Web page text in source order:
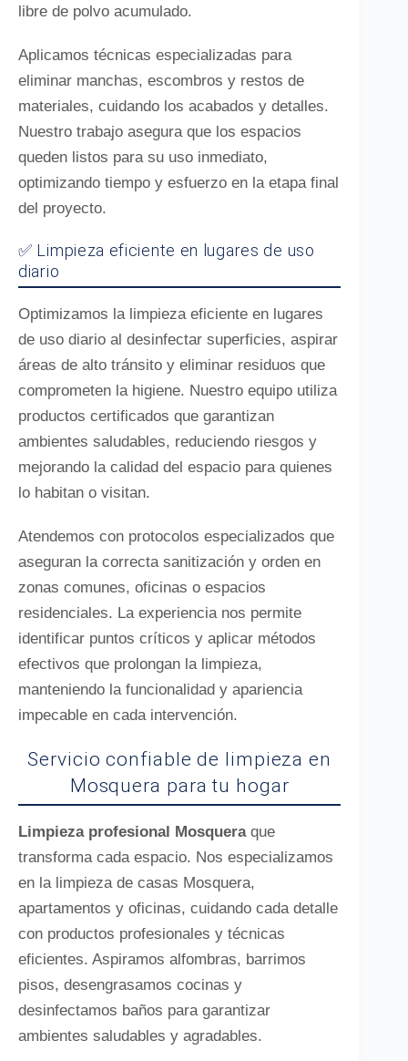
libre de polvo acumulado.
Aplicamos técnicas especializadas para
eliminar manchas, escombros y restos de
materiales, cuidando los acabados y detalles.
Nuestro trabajo asegura que los espacios
queden listos para su uso inmediato,
optimizando tiempo y esfuerzo en la etapa final
del proyecto.
✅ Limpieza eficiente en lugares de uso
diario
Optimizamos la limpieza eficiente en lugares
de uso diario al desinfectar superficies, aspirar
áreas de alto tránsito y eliminar residuos que
comprometen la higiene. Nuestro equipo utiliza
productos certificados que garantizan
ambientes saludables, reduciendo riesgos y
mejorando la calidad del espacio para quienes
lo habitan o visitan.
Atendemos con protocolos especializados que
aseguran la correcta sanitización y orden en
zonas comunes, oficinas o espacios
residenciales. La experiencia nos permite
identificar puntos críticos y aplicar métodos
efectivos que prolongan la limpieza,
manteniendo la funcionalidad y apariencia
impecable en cada intervención.
Servicio confiable de limpieza en
Mosquera para tu hogar
Limpieza profesional Mosqueraque
transforma cada espacio. Nos especializamos
en la limpieza de casas Mosquera,
apartamentos y oficinas, cuidando cada detalle
con productos profesionales y técnicas
eficientes. Aspiramos alfombras, barrimos
pisos, desengrasamos cocinas y
desinfectamos baños para garantizar
ambientes saludables y agradables.